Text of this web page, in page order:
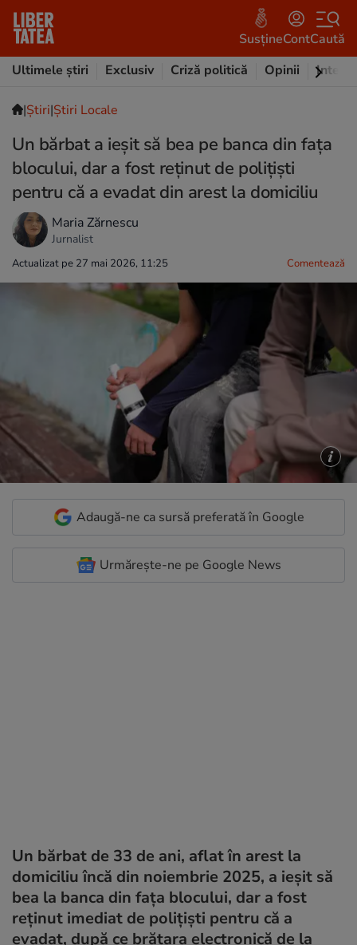
SusțineContCaută
Ultimele știri
Exclusiv Criză politică Opinii
|Ştiri|Știri Locale
Un bărbat a ieșit să bea pe banca din fața
blocului, dar a fost reținut de polițiști
pentru că a evadat din arest la domiciliu
Maria Zărnescu
Jurnalist
Actualizat pe 27 mai 2026, 11:25 Comentează
Adaugă-ne ca sursă preferată în Google
Urmărește-ne pe Google News
Un bărbat de 33 de ani, aflat în arest la
domiciliu încă din noiembrie 2025, a ieșit să
bea la banca din fața blocului, dar a fost
reținut imediat de polițiști pentru că a
evadat, după ce brățara electronică de la